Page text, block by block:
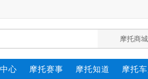
心 摩托赛事 摩托知道 摩托